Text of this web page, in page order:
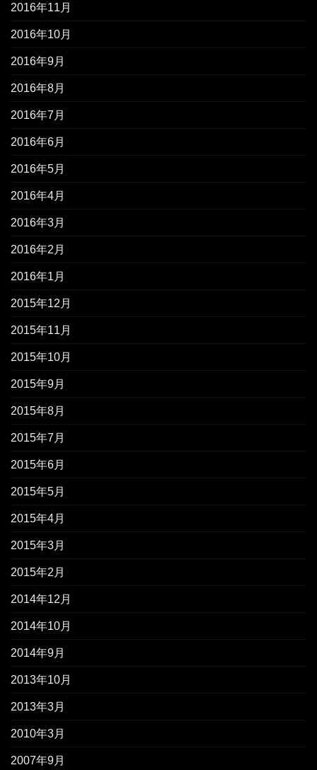
2016年11月
2016年10月
2016年9月
2016年8月
2016年7月
2016年6月
2016年5月
2016年4月
2016年3月
2016年2月
2016年1月
2015年12月
2015年11月
2015年10月
2015年9月
2015年8月
2015年7月
2015年6月
2015年5月
2015年4月
2015年3月
2015年2月
2014年12月
2014年10月
2014年9月
2013年10月
2013年3月
2010年3月
2007年9月